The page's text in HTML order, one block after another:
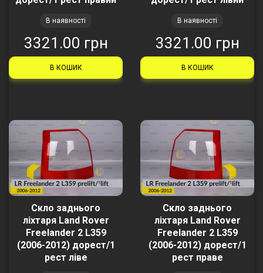
В наявності
3321.00 грн
В КОШИК
В наявності
3321.00 грн
В КОШИК
Скло заднього
ліхтаря Land Rover
Freelander 2 L359
(2006-2012) дорест/1
рест ліве
Скло заднього
ліхтаря Land Rover
Freelander 2 L359
(2006-2012) дорест/1
рест праве